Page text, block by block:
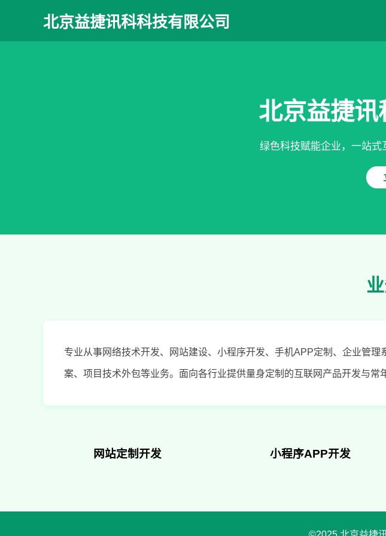
北京益捷讯科科技有限公司
北京益捷讯
绿色科技赋能企业，一站
专业从事网络技术开发、网站建设、小程序开发、手机APP定制、企业管
案、项目技术外包等业务。面向各行业提供量身定制的互联网产品开发与常
网站定制开发 小程序APP开发